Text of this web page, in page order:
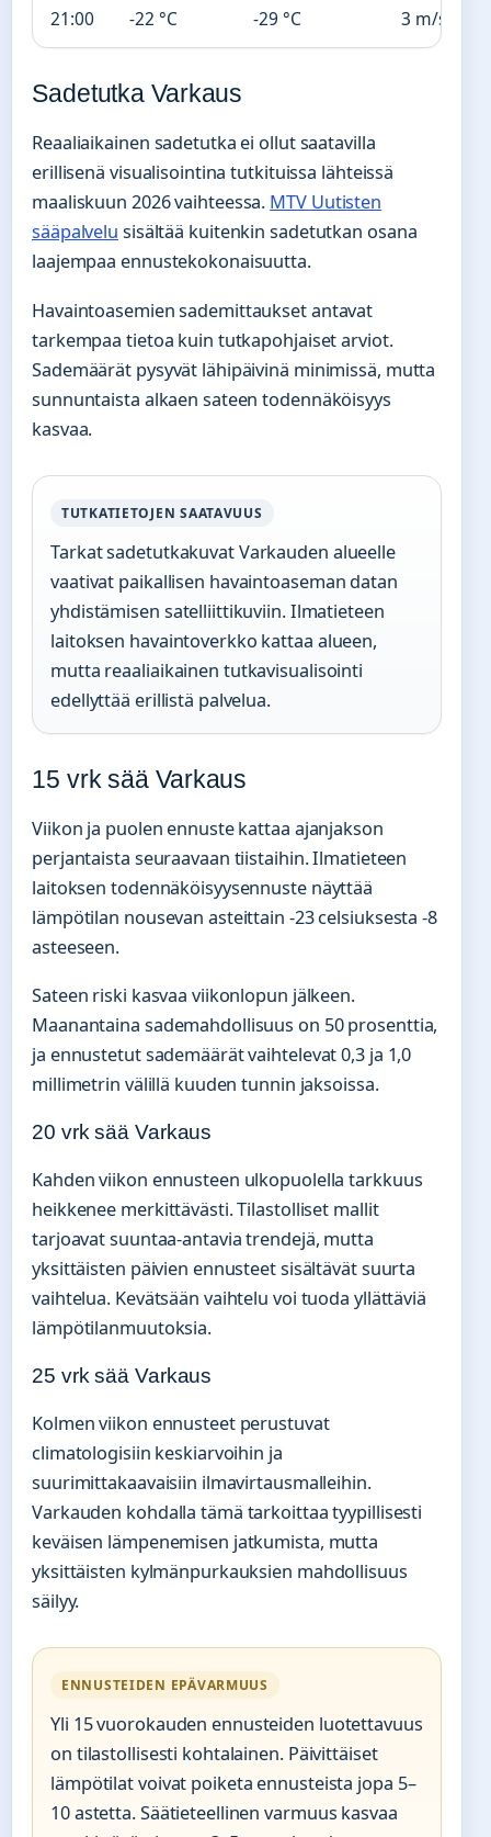
21:00 -22 °C -29 °C 3 m/s (5)
Sadetutka Varkaus
Reaaliaikainen sadetutka ei ollut saatavilla
erillisenä visualisointina tutkituissa lähteissä
maaliskuun 2026 vaihteessa. MTV Uutisten
sääpalvelu sisältää kuitenkin sadetutkan osana
laajempaa ennustekokonaisuutta.
Havaintoasemien sademittaukset antavat
tarkempaa tietoa kuin tutkapohjaiset arviot.
Sademäärät pysyvät lähipäivinä minimissä, mutta
sunnuntaista alkaen sateen todennäköisyys
kasvaa.
TUTKATIETOJEN SAATAVUUS
Tarkat sadetutkakuvat Varkauden alueelle
vaativat paikallisen havaintoaseman datan
yhdistämisen satelliittikuviin. Ilmatieteen
laitoksen havaintoverkko kattaa alueen,
mutta reaaliaikainen tutkavisualisointi
edellyttää erillistä palvelua.
15 vrk sää Varkaus
Viikon ja puolen ennuste kattaa ajanjakson
perjantaista seuraavaan tiistaihin. Ilmatieteen
laitoksen todennäköisyysennuste näyttää
lämpötilan nousevan asteittain -23 celsiuksesta -8
asteeseen.
Sateen riski kasvaa viikonlopun jälkeen.
Maanantaina sademahdollisuus on 50 prosenttia,
ja ennustetut sademäärät vaihtelevat 0,3 ja 1,0
millimetrin välillä kuuden tunnin jaksoissa.
20 vrk sää Varkaus
Kahden viikon ennusteen ulkopuolella tarkkuus
heikkenee merkittävästi. Tilastolliset mallit
tarjoavat suuntaa-antavia trendejä, mutta
yksittäisten päivien ennusteet sisältävät suurta
vaihtelua. Kevätsään vaihtelu voi tuoda yllättäviä
lämpötilanmuutoksia.
25 vrk sää Varkaus
Kolmen viikon ennusteet perustuvat
climatologisiin keskiarvoihin ja
suurimittakaavaisiin ilmavirtausmalleihin.
Varkauden kohdalla tämä tarkoittaa tyypillisesti
keväisen lämpenemisen jatkumista, mutta
yksittäisten kylmänpurkauksien mahdollisuus
säilyy.
ENNUSTEIDEN EPÄVARMUUS
Yli 15 vuorokauden ennusteiden luotettavuus
on tilastollisesti kohtalainen. Päivittäiset
lämpötilat voivat poiketa ennusteista jopa 5–
10 astetta. Säätieteellinen varmuus kasvaa